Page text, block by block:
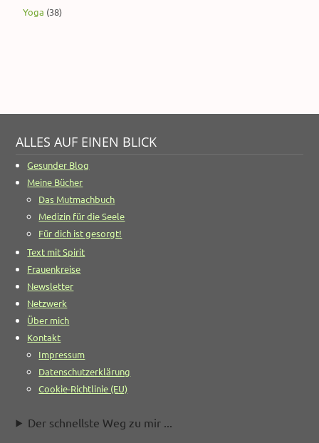
Yoga (38)
ALLES AUF EINEN BLICK
Gesunder Blog
Meine Bücher
Das Mutmachbuch
Medizin für die Seele
Für dich ist gesorgt!
Text mit Spirit
Frauenkreise
Newsletter
Netzwerk
Über mich
Kontakt
Impressum
Datenschutzerklärung
Cookie-Richtlinie (EU)
Der schnellste Weg zu mir ...